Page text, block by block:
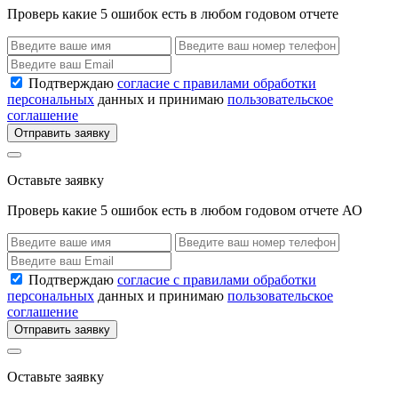
Проверь какие 5 ошибок есть в любом годовом отчете
Подтверждаю согласие с правилами обработки
персональных данных и принимаю пользовательское
соглашение
Отправить заявку
Оставьте заявку
Проверь какие 5 ошибок есть в любом годовом отчете АО
Подтверждаю согласие с правилами обработки
персональных данных и принимаю пользовательское
соглашение
Отправить заявку
Оставьте заявку